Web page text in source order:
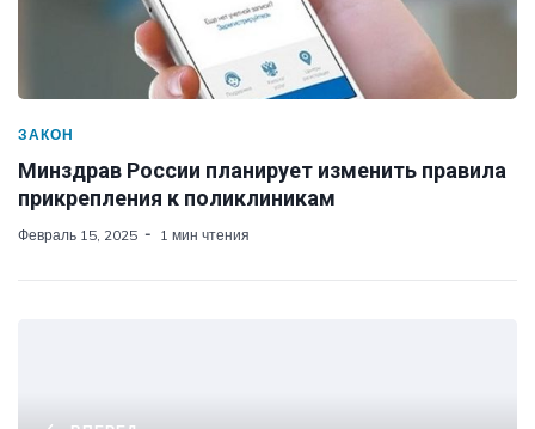
ЗАКОН
Минздрав России планирует изменить правила
прикрепления к поликлиникам
Февраль 15, 2025 1 мин чтения